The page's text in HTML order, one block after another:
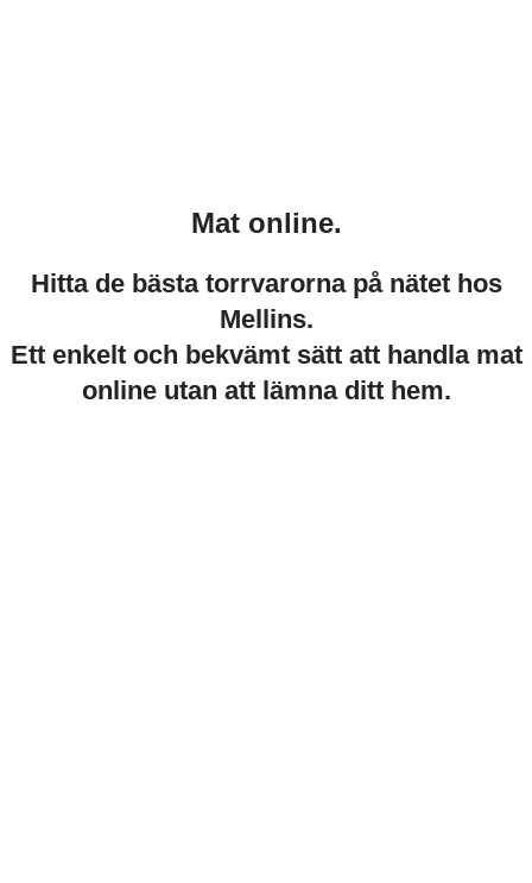
Mat online.
Hitta de bästa torrvarorna på nätet hos
Mellins.
Ett enkelt och bekvämt sätt att handla mat
online utan att lämna ditt hem.